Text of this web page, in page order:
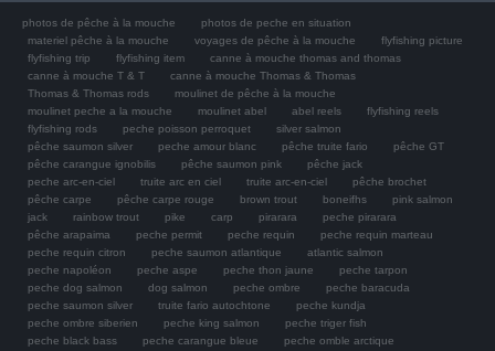
photos de pêche à la mouche
photos de peche en situation
materiel pêche à la mouche
voyages de pêche à la mouche
flyfishing picture
flyfishing trip
flyfishing item
canne à mouche thomas and thomas
canne à mouche T & T
canne à mouche Thomas & Thomas
Thomas & Thomas rods
moulinet de pêche à la mouche
moulinet peche a la mouche
moulinet abel abel reels
flyfishing reels
flyfishing rods
peche poisson perroquet
silver salmon
pêche saumon silver
peche amour blanc pêche truite fario
pêche GT
pêche carangue ignobilis
pêche saumon pink
pêche jack
peche arc-en-ciel
truite arc en ciel truite arc-en-ciel
pêche brochet
pêche carpe
pêche carpe rouge brown trout boneifhs
pink salmon
jack
rainbow trout pike carp pirarara
peche pirarara
pêche arapaima
peche permit peche requin
peche requin marteau
peche requin citron
peche saumon atlantique
atlantic salmon
peche napoléon
peche aspe peche thon jaune
peche tarpon
peche dog salmon
dog salmon peche ombre
peche baracuda
peche saumon silver
truite fario autochtone
peche kundja
peche ombre siberien
peche king salmon
peche triger fish
peche black bass
peche carangue bleue
peche omble arctique